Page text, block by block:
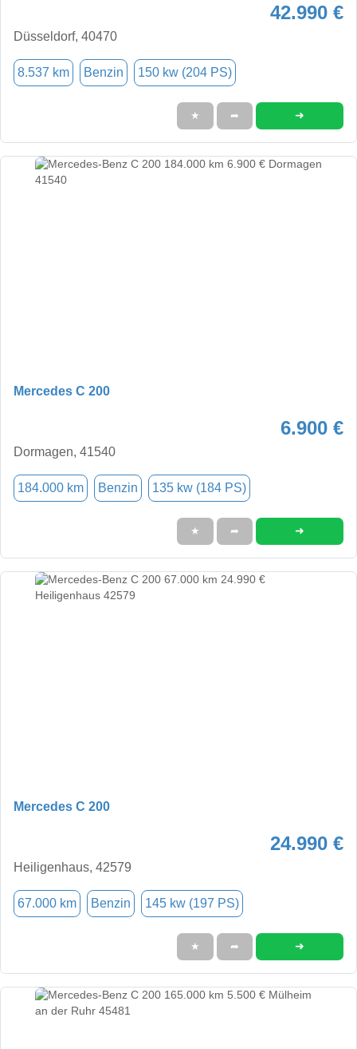
42.990 €
Düsseldorf, 40470
8.537 km Benzin 150 kw (204 PS)
★ ➦ ➜
Mercedes C 200
6.900 €
Dormagen, 41540
184.000 km Benzin 135 kw (184 PS)
★ ➦ ➜
Mercedes C 200
24.990 €
Heiligenhaus, 42579
67.000 km Benzin 145 kw (197 PS)
★ ➦ ➜